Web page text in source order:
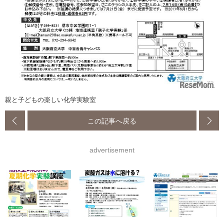
親と子どもの楽しい化学実験室
この記事へ戻る
advertisement